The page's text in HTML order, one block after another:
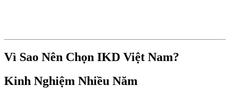
Vì Sao Nên Chọn IKD Việt Nam?
Kinh Nghiệm Nhiều Năm